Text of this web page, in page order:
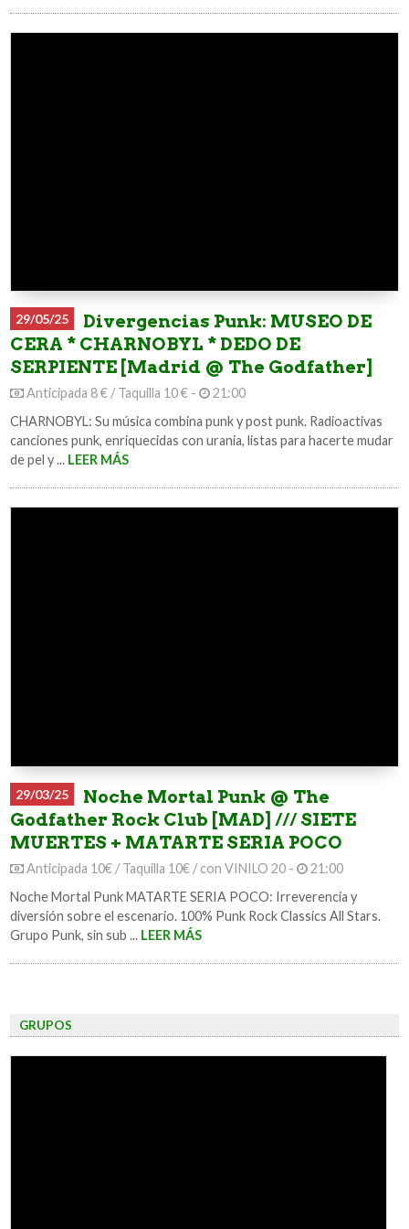
29/05/25
Divergencias Punk: MUSEO DE
CERA * CHARNOBYL * DEDO DE
SERPIENTE [Madrid @ The Godfather]
Anticipada 8 € / Taquilla 10 € -
21:00
CHARNOBYL: Su música combina punk y post punk. Radioactivas
canciones punk, enriquecidas con urania, listas para hacerte mudar
de pel y ... LEER MÁS
29/03/25
Noche Mortal Punk @ The
Godfather Rock Club [MAD] /// SIETE
MUERTES + MATARTE SERIA POCO
Anticipada 10€ / Taquilla 10€ / con VINILO 20 -
21:00
Noche Mortal Punk MATARTE SERIA POCO: Irreverencia y
diversión sobre el escenario. 100% Punk Rock Classics All Stars.
Grupo Punk, sin sub ... LEER MÁS
GRUPOS